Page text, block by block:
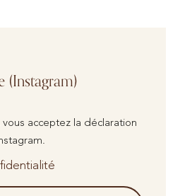
(Instagram)
vous acceptez la déclaration